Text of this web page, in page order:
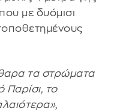
με δυόμισι
τα στρώματα
Παρίσι, το
,